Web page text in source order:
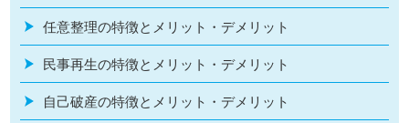
任意整理の特徴とメリット・デメリット
民事再生の特徴とメリット・デメリット
自己破産の特徴とメリット・デメリット